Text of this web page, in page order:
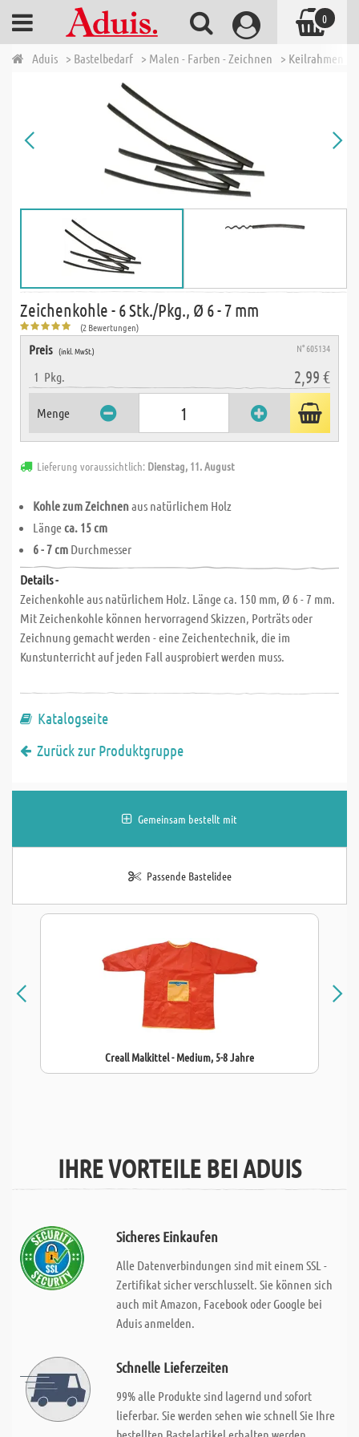
Aduis > Bastelbedarf > Malen - Farben - Zeichnen > Keilrahmen &
Zeichenkohle - 6 Stk./Pkg., Ø 6 - 7 mm
(2 Bewertungen)
Preis (inkl. MwSt.) N° 605134
1 Pkg. 2,99 €
Menge
Lieferung voraussichtlich: Dienstag, 11. August
Kohle zum Zeichnenaus natürlichem Holz
Längeca. 15 cm
6 - 7 cm Durchmesser
Details -
Zeichenkohle aus natürlichem Holz. Länge ca. 150 mm, Ø 6 - 7 mm.
Mit Zeichenkohle können hervorragend Skizzen, Porträts oder
Zeichnung gemacht werden - eine Zeichentechnik, die im
Kunstunterricht auf jeden Fall ausprobiert werden muss.
Katalogseite
Zurück zur Produktgruppe
Gemeinsam bestellt mit
Passende Bastelidee
Creall Malkittel - Medium, 5-8 Jahre
IHRE VORTEILE BEI ADUIS
Sicheres Einkaufen
Alle Datenverbindungen sind mit einem SSL -
Zertifikat sicher verschlusselt. Sie können sich
auch mit Amazon, Facebook oder Google bei
Aduis anmelden.
Schnelle Lieferzeiten
99% alle Produkte sind lagernd und sofort
lieferbar. Sie werden sehen wie schnell Sie Ihre
0